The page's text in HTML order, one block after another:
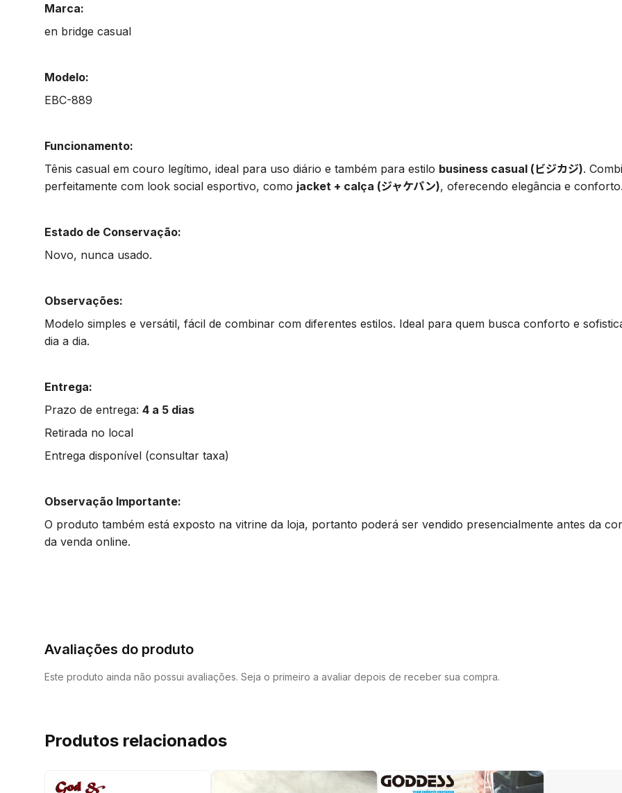
Marca:
en bridge casual
Modelo:
EBC-889
Funcionamento:
Tênis casual em couro legítimo, ideal para uso diário e também para estilo business casual (ビジカジ).
perfeitamente com look social esportivo, como jacket + calça (ジャケパン), oferecendo elegância e
Estado de Conservação:
Novo, nunca usado.
Observações:
Modelo simples e versátil, fácil de combinar com diferentes estilos. Ideal para quem busca conforto e
dia a dia.
Entrega:
Prazo de entrega: 4 a 5 dias
Retirada no local
Entrega disponível (consultar taxa)
Observação Importante:
O produto também está exposto na vitrine da loja, portanto poderá ser vendido presencialmente antes da
da venda online.
Avaliações do produto
Este produto ainda não possui avaliações. Seja o primeiro a avaliar depois de receber sua compra.
Produtos relacionados